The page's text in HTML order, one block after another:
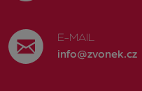
E-MAIL
info@zvonek.cz